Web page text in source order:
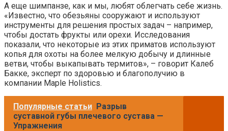
А еще шимпанзе, как и мы, любят облегчать себе жизнь.
«Известно, что обезьяны сооружают и используют
инструменты для решения простых задач – например,
чтобы достать фрукты или орехи. Исследования
показали, что некоторые из этих приматов используют
копья для охоты на более мелкую добычу и длинные
ветви, чтобы выкапывать термитов», – говорит Калеб
Бакке, эксперт по здоровью и благополучию в
компании Maple Holistics.
Популярные статьи Разрыв
суставной губы плечевого сустава —
Упражнения